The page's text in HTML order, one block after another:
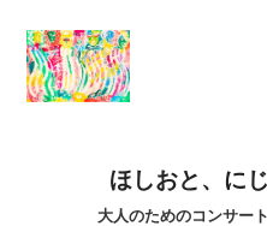
ほしおと、に
大人のためのコンサー